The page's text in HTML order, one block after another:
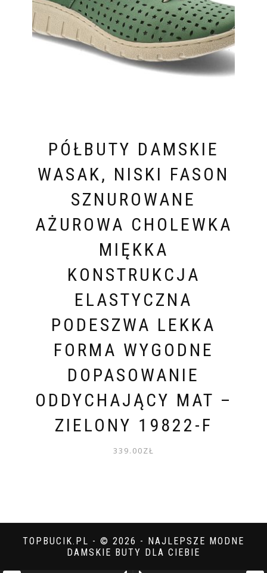
PÓŁBUTY DAMSKIE
WASAK, NISKI FASON
SZNUROWANE
AŻUROWA CHOLEWKA
MIĘKKA
KONSTRUKCJA
ELASTYCZNA
PODESZWA LEKKA
FORMA WYGODNE
DOPASOWANIE
ODDYCHAJĄCY MAT –
ZIELONY 19822-F
339.00ZŁ
TOPBUCIK.PL - © 2026 - NAJLEPSZE MODNE
DAMSKIE BUTY DLA CIEBIE